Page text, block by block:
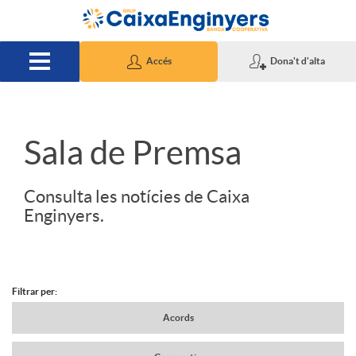
Salta al contingut principal
Accés Dona't d'alta
S
d
Sala de Premsa
Consulta les notícies de Caixa
Enginyers.
N
Filtrar per:
Acords